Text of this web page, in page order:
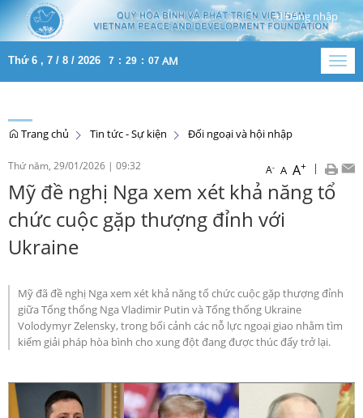
Đăng nhập
Thứ 6 , 7 / 8 / 2026 7 : 29 : 08 AM
Trang chủ Tin tức - Sự kiện Đối ngoại và hội nhập
Thứ năm, 29/01/2026 | 09:32 A- A A+ |
Mỹ đề nghị Nga xem xét khả năng tổ
chức cuộc gặp thượng đỉnh với
Ukraine
Mỹ đã đề nghị Nga xem xét khả năng tổ chức cuộc gặp thượng đỉnh
giữa Tổng thống Nga Vladimir Putin và Tổng thống Ukraine
Volodymyr Zelensky, trong bối cảnh các nỗ lực ngoại giao nhằm tìm
kiếm giải pháp hòa bình cho xung đột đang được thúc đẩy trở lại.